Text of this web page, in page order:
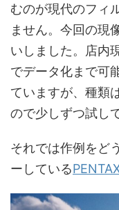
むのが現代のフィ
ません。今回の現
いしました。店内
でデータ化まで可
ていますが、種類
ので少しずつ試し
それでは作例をど
ーしている